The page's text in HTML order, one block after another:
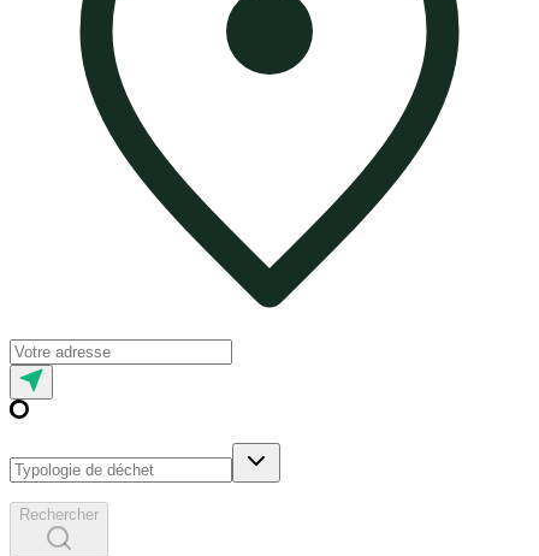
Rechercher